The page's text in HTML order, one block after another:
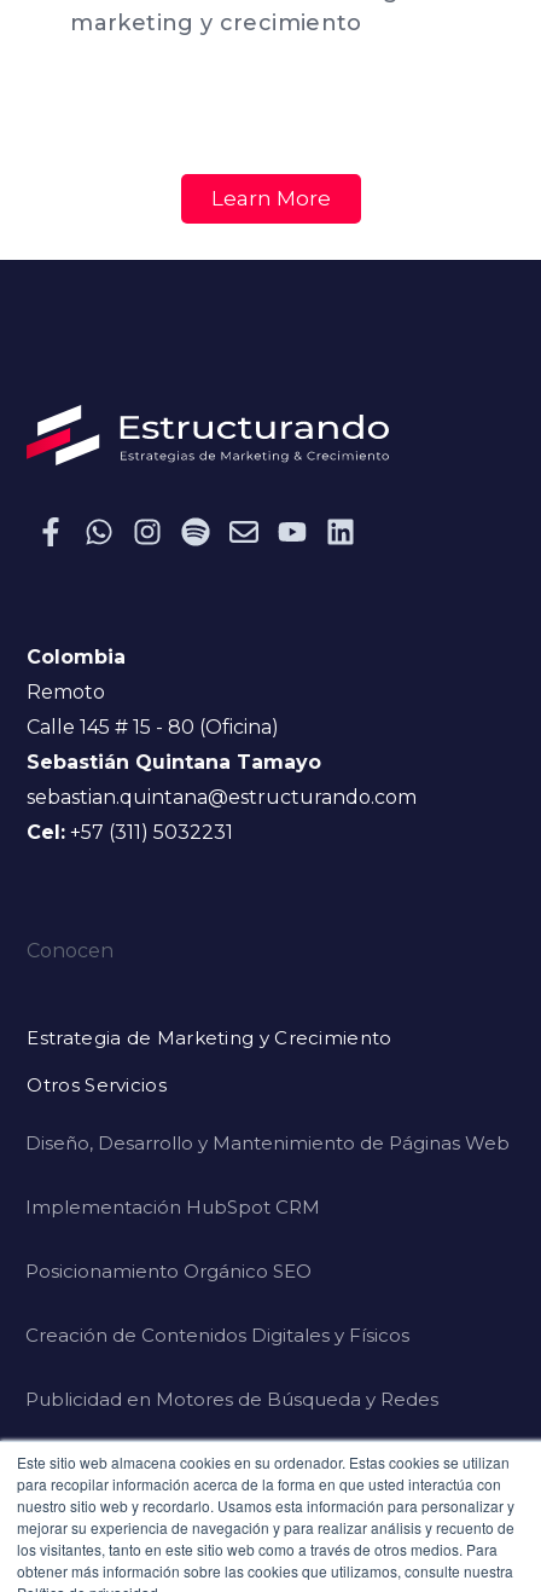
Este sitio web almacena cookies en su ordenador. Estas cookies se utilizan
para recopilar información acerca de la forma en que usted interactúa con
nuestro sitio web y recordarlo. Usamos esta información para personalizar y
mejorar su experiencia de navegación y para realizar análisis y recuento de
los visitantes, tanto en este sitio web como a través de otros medios. Para
obtener más información sobre las cookies que utilizamos, consulte nuestra
marketing y crecimiento
Learn More
Colombia
Remoto
Calle 145 # 15 - 80 (Oficina)
Sebastián Quintana Tamayo
sebastian.quintana@estructurando.com
Cel: +57 (311) 5032231
Conocen
Estrategia de Marketing y Crecimiento
Otros Servicios
Diseño, Desarrollo y Mantenimiento de Páginas Web
Implementación HubSpot CRM
Posicionamiento Orgánico SEO
Creación de Contenidos Digitales y Físicos
Publicidad en Motores de Búsqueda y Redes
Sociales
Experiencias de Marketing Sensorial - Cata de Cacao
y Café Colombiano